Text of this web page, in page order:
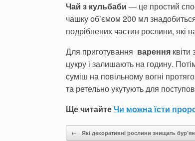
Чай з кульбаби — це простий
чашку об’ємом 200 мл
подрібнених частин рослини, які
Для приготування варення
цукру і залишають на годину.
суміш на повільному вогні
та ретельно укутують для
Ще читайтеЧи можна їсти
Post navigation
← Які декоративні рослини знищать